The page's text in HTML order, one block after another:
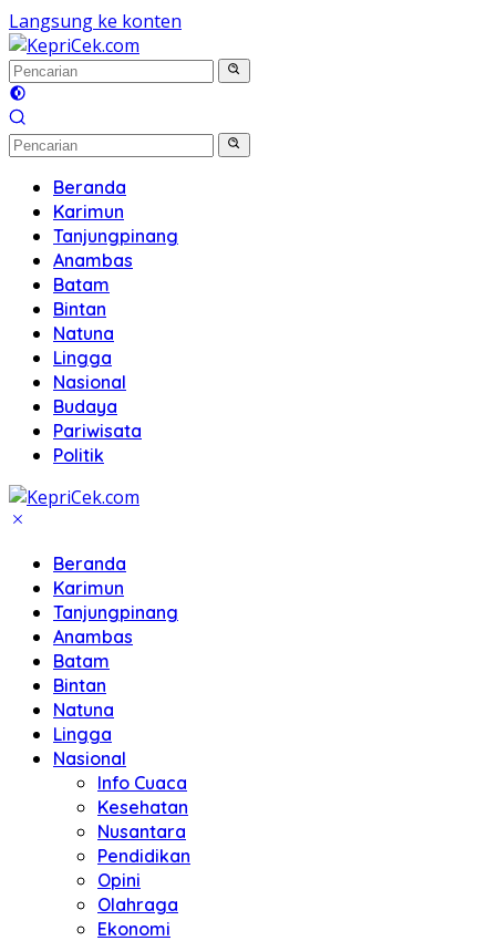
Langsung ke konten
Beranda
Karimun
Tanjungpinang
Anambas
Batam
Bintan
Natuna
Lingga
Nasional
Budaya
Pariwisata
Politik
Beranda
Karimun
Tanjungpinang
Anambas
Batam
Bintan
Natuna
Lingga
Nasional
Info Cuaca
Kesehatan
Nusantara
Pendidikan
Opini
Olahraga
Ekonomi